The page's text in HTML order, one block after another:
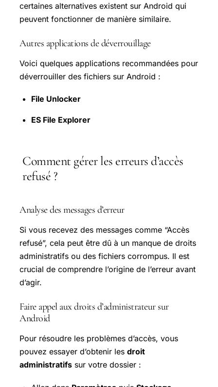
certaines alternatives existent sur Android qui
peuvent fonctionner de manière similaire.
Autres applications de déverrouillage
Voici quelques applications recommandées pour
déverrouiller des fichiers sur Android :
File Unlocker
ES File Explorer
Comment gérer les erreurs d’accès
refusé ?
Analyse des messages d’erreur
Si vous recevez des messages comme “Accès
refusé”, cela peut être dû à un manque de droits
administratifs ou des fichiers corrompus. Il est
crucial de comprendre l’origine de l’erreur avant
d’agir.
Faire appel aux droits d’administrateur sur
Android
Pour résoudre les problèmes d’accès, vous
pouvez essayer d’obtenir les droit
administratifs sur votre dossier :